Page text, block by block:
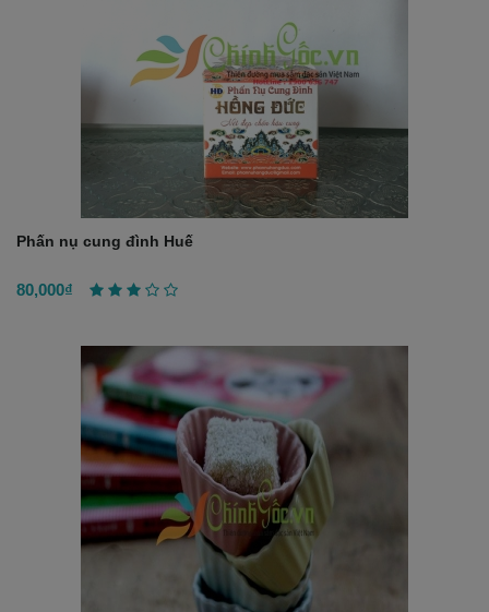
Phấn nụ cung đình Huế
80,000₫